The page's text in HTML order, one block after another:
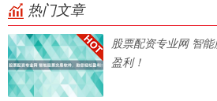
热门文章
股票配资专业网 智
盈利！